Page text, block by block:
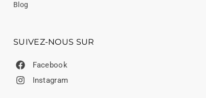
Blog
SUIVEZ-NOUS SUR
Facebook
Instagram